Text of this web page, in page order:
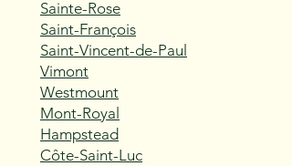
Sainte-Rose
Saint-François
Saint-Vincent-de-Paul
Vimont
Westmount
Mont-Royal
Hampstead
Côte-Saint-Luc